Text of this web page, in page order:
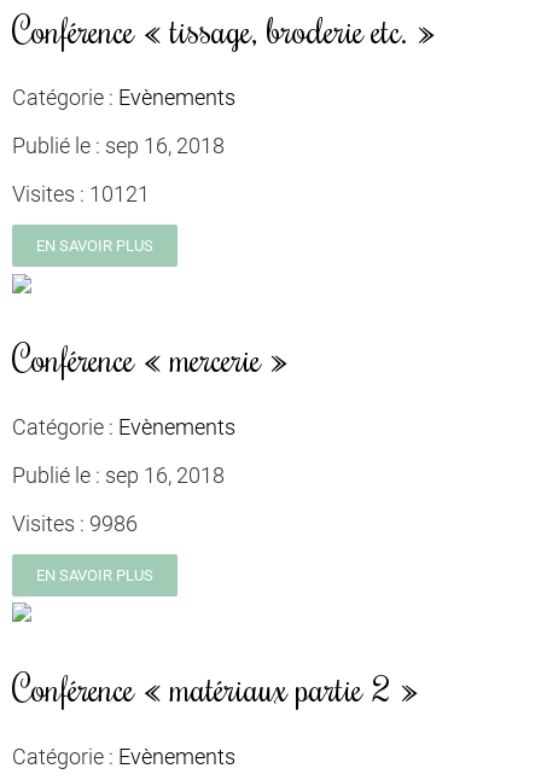
Conférence « tissage, broderie etc. »
Catégorie : Evènements
Publié le : sep 16, 2018
Visites : 10121
EN SAVOIR PLUS
Conférence « mercerie »
Catégorie : Evènements
Publié le : sep 16, 2018
Visites : 9986
EN SAVOIR PLUS
Conférence « matériaux partie 2 »
Catégorie : Evènements